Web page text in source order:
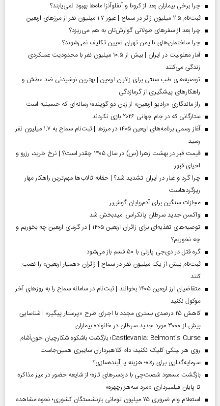
چرا برخی بیماران بعد از کرونا و آنفلوآنزا ماه‌ها بهبود نمی‌یابند؟
ثبت‌نام ۲.۵ میلیون زائر در سماح | عبور ۱.۷ میلیون نفر از مرز‌های اربعین
چرا بعد از سفرهای طولانی گوارش‌تان به هم می‌ریزد؟
چرا ساختمان‌های ناایمن تهران تعیین تکلیف نمی‌شوند؟
آمار معلولیت در ایران | بیش از ۱۰.۵ میلیون نفر با محدودیت عملکردی
زندگی می‌کنند
توصیه‌های طب سنتی برای زائران اربعین | بهترین نوشیدنی ضد عطش و
راهکارهای پیشگیری از گرمازدگی
راز ماندگاری «رادیو اربعین» از زبان دو گوینده؛ رسانه‌ای که حسینیه است
ستارگانی که در جام جهانی ۲۰۲۶ بازی نکردند
آغاز رسمی برنامه‌های اربعین ۱۴۰۵ در مرز‌ها | ثبت‌نام سماح به ۱.۷ میلیون نفر
رسید
قیمت قبر در بهشت زهرا (س) در سال ۱۴۰۵ چقدر است؟ | نرخ خرید، رزرو و
احیای قبور
چرا گرد و غبار در ایران تشدید شد؟ | حقابه تالاب‌ها مهم‌ترین راهکار مهار
ریزگردهاست
مجازات سنگین برای آدم‌ربایان گوش‌بر
واکسن جدید سرطان پانکراس امیدبخش شد
توصیه‌های تغذیه‌ای برای زائران اربعین ۱۴۰۵ | در گرمای اربعین چه بخوریم و
چه نخوریم؟
گره قتل در دی‌جی پارتی با ۵۰ قسم باز می‌شود
ثبت‌نام بیش از یک میلیون نفر در سماح | زائران «همیار اربعین» را نصب
کنند
متقاضیان ارز اربعین ۱۴۰۵ بخوانند | ثبت‌نام در سامانه سماح را به روز‌های آخر
موکول نکنید
کاهش ۲۵ درصدی بستری مجدد با اجرای طرح «پرستار پیگیر» | شناسایی
بیش از ۳۰۰۰ مورد جدید سرطان در خانواده بیماران
Castlevania: Belmont’s Curse؛ بازگشت باشکوه شکارچیان خون‌آشام
روی هر لینکی کلیک نکنید، دام کلاهبرداران سایبری همین‌جاست
سرمایه‌گذاری برای رفاه؛ هزینه یا آینده‌سازی؟
بازگشت مسعود شصت‌چی با دردسر‌های تازه؛ از شایعه حضور در میز مذاکره
تا پایان فیلمبرداری «مرد سه‌هزارچهره»
استعلام وام ضروری ۷۵ میلیون تومانی بازنشستگان کشوری؛ نحوه مشاهده